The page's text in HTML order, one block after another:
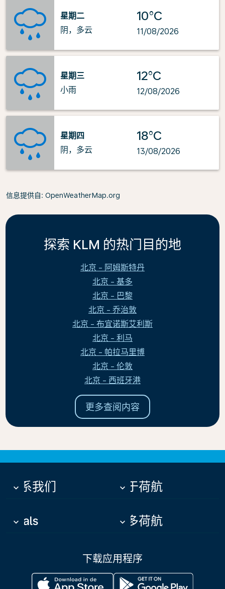
星期二
阴，多云
10°C
11/08/2026
星期三
小雨
12°C
12/08/2026
星期四
阴，多云
18°C
13/08/2026
信息提供自: OpenWeatherMap.org
探索 KLM 的热门目的地
北京 - 阿姆斯特丹
北京 - 基多
北京 - 巴黎
北京 - 乔治敦
北京 - 布宜诺斯艾利斯
北京 - 利马
北京 - 帕拉马里博
北京 - 伦敦
北京 - 西班牙港
更多查阅内容
联系我们
keyboard_arrow_down 关于荷航
keyboard_arrow_down
Deals
keyboard_arrow_down 更多荷航
keyboard_arrow_down
下载应用程序